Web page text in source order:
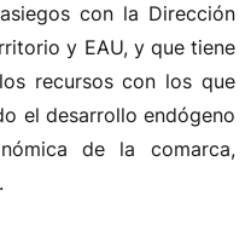
con la Dirección
y EAU, y que tiene
recursos con los que
el desarrollo endógeno
de la comarca,